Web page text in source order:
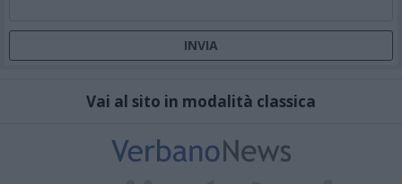
Vai al sito in modalità classica